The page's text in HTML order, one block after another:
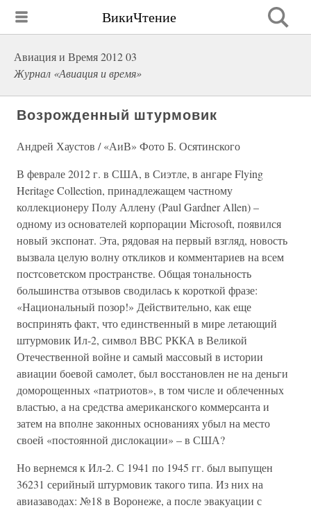
ВикиЧтение
Авиация и Время 2012 03
Журнал «Авиация и время»
Возрожденный штурмовик
Андрей Хаустов / «АиВ» Фото Б. Осятинского
В феврале 2012 г. в США, в Сиэтле, в ангаре Flying
Heritage Collection, принадлежащем частному
коллекционеру Полу Аллену (Paul Gardner Allen) –
одному из основателей корпорации Microsoft, появился
новый экспонат. Эта, рядовая на первый взгляд, новость
вызвала целую волну откликов и комментариев на всем
постсоветском пространстве. Общая тональность
большинства отзывов сводилась к короткой фразе:
«Национальный позор!» Действительно, как еще
воспринять факт, что единственный в мире летающий
штурмовик Ил-2, символ ВВС РККА в Великой
Отечественной войне и самый массовый в истории
авиации боевой самолет, был восстановлен не на деньги
доморощенных «патриотов», в том числе и облеченных
властью, а на средства американского коммерсанта и
затем на вполне законных основаниях убыл на место
своей «постоянной дислокации» – в США?
Но вернемся к Ил-2. С 1941 по 1945 гг. был выпущен
36231 серийный штурмовик такого типа. Из них на
авиазаводах: №18 в Воронеже, а после эвакуации с